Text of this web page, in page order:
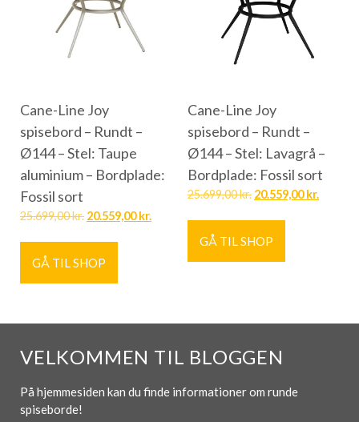
Cane-Line Joy
spisebord – Rundt –
Ø144 – Stel: Taupe
aluminium – Bordplade:
Fossil sort
25.699,00kr. 20.559,00kr.
GÅ TIL SHOP
Cane-Line Joy
spisebord – Rundt –
Ø144 – Stel: Lavagrå –
Bordplade: Fossil sort
25.699,00kr. 20.559,00kr.
GÅ TIL SHOP
VELKOMMEN TIL BLOGGEN
På hjemmesiden kan du finde informationer om runde
spiseborde!